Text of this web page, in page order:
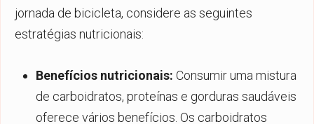
jornada de bicicleta, considere as seguintes
estratégias nutricionais:
Benefícios nutricionais: Consumir uma mistura
de carboidratos, proteínas e gorduras saudáveis
oferece vários benefícios. Os carboidratos